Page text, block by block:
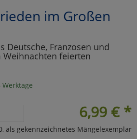
im Großen
Deutsche, Franzosen und
feierten
6,99 € *
als gekennzeichnetes Mängelexemplar
Akzeptieren
speichern
zurück